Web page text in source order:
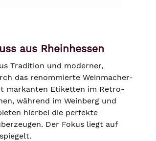
aus Rheinhessen
Tradition und moderner,
das renommierte Weinmacher-
markanten Etiketten im Retro-
während im Weinberg und
hierbei die perfekte
Der Fokus liegt auf